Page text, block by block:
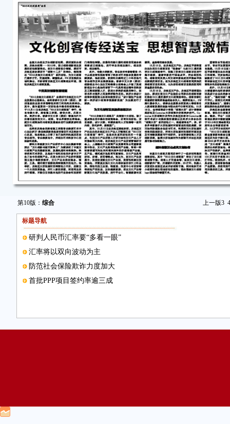
第10版： 综合 上一版3 4
标题导航
研判人民币汇率要“多看一眼”
汇率将以双向波动为主
防范社会保险欺诈力度加大
首批PPP项目签约率逾三成